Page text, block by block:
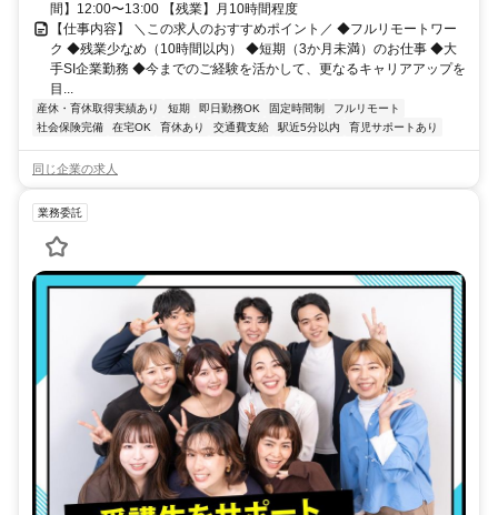
間】12:00〜13:00 【残業】月10時間程度
【仕事内容】 ＼この求人のおすすめポイント／ ◆フルリモートワー
ク ◆残業少なめ（10時間以内） ◆短期（3か月未満）のお仕事 ◆大
手SI企業勤務 ◆今までのご経験を活かして、更なるキャリアアップを
目...
産休・育休取得実績あり 短期 即日勤務OK 固定時間制
フルリモート
社会保険完備
在宅OK 育休あり 交通費支給 駅近5分以内 育児サポートあり
同じ企業の求人
業務委託